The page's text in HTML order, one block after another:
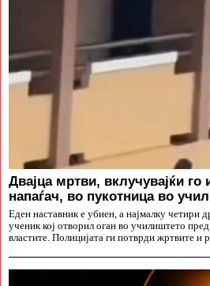
Двајца мртви, вклучувајќи го
напаѓач, во пукотница во
Еден наставник е убиен, а најмалку четири
ученик кој отворил оган во училиштето
властите. Полицијата ги потврди жртвите и